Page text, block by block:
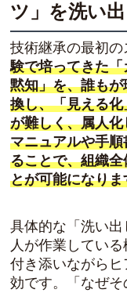
ツ」を洗い
技術継承の最初
験で培ってきた
黙知」を、誰も
換し、「見える
が難しく、属人
マニュアルや手
ることで、組織
とが可能になりま
具体的な「洗い
人が作業してい
付き添いながら
効です。「なぜ